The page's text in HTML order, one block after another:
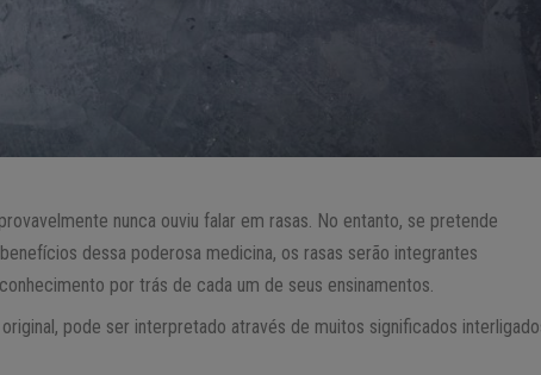
provavelmente nunca ouviu falar em rasas. No entanto, se pretende
dessa poderosa medicina, os rasas serão integrantes
por trás de cada um de seus ensinamentos.
pode ser interpretado através de muitos significados